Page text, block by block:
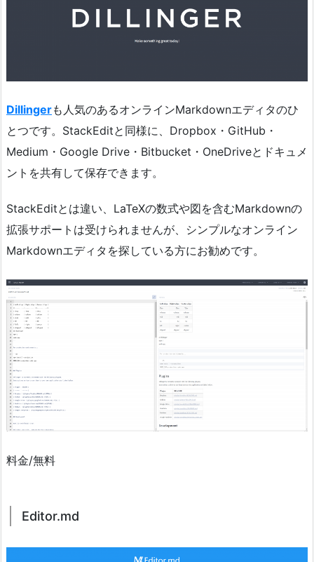
Dillingerも人気のあるオンラインMarkdownエディタのひ
とつです。StackEditと同様に、Dropbox・GitHub・
Medium・Google Drive・Bitbucket・OneDriveとドキュメ
ントを共有して保存できます。
StackEditとは違い、LaTeXの数式や図を含むMarkdownの
拡張サポートは受けられませんが、シンプルなオンライン
Markdownエディタを探している方にお勧めです。
料金/無料
Editor.md